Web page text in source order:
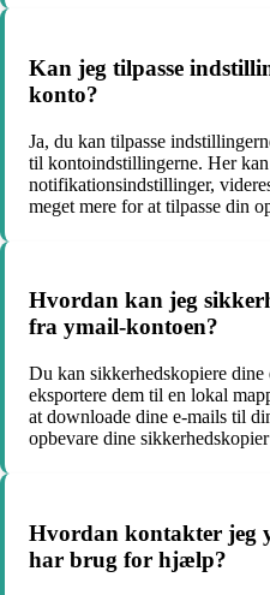
Kan jeg tilpasse
konto?
Ja, du kan tilpasse
til kontoindstillingerne. Her
notifikationsindstillinger,
meget mere for at tilpasse din
Hvordan kan jeg
fra ymail-kontoen?
Du kan sikkerhedskopiere
eksportere dem til en lokal
at downloade dine e-mails til
opbevare dine
Hvordan kontakter jeg
har brug for hjælp?